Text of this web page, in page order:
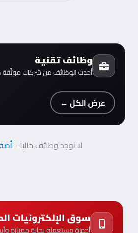
وظائف تقنية
أحدث الوظائف من شركات موثّقة
عرض الكل ←
لا توجد وظائف حاليا -
سوق الإلكترونيات
أجهزة مستعملة بحالة ممتازة